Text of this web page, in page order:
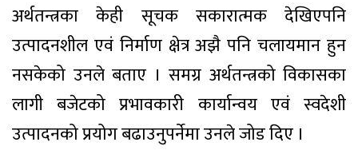
अर्थतन्त्रका केही सूचक सकारात्मक देखिएपनि
उत्पादनशील एवं निर्माण क्षेत्र अझै पनि चलायमान हुन
नसकेको उनले बताए । समग्र अर्थतन्त्रको विकासका
लागी बजेटको प्रभावकारी कार्यान्वय एवं स्वदेशी
उत्पादनको प्रयोग बढाउनुपर्नेमा उनले जोड दिए ।